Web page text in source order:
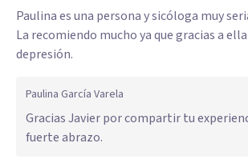
Paulina es una persona y sicóloga muy
La recomiendo mucho ya que gracias a
depresión.
Paulina García Varela
Gracias Javier por compartir tu
fuerte abrazo.